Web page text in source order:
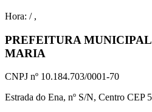
Hora: / ,
PREFEITURA
MARIA
CNPJ nº 10.184.703/0001-70
Estrada do Ena, nº S/N, Centro CEP